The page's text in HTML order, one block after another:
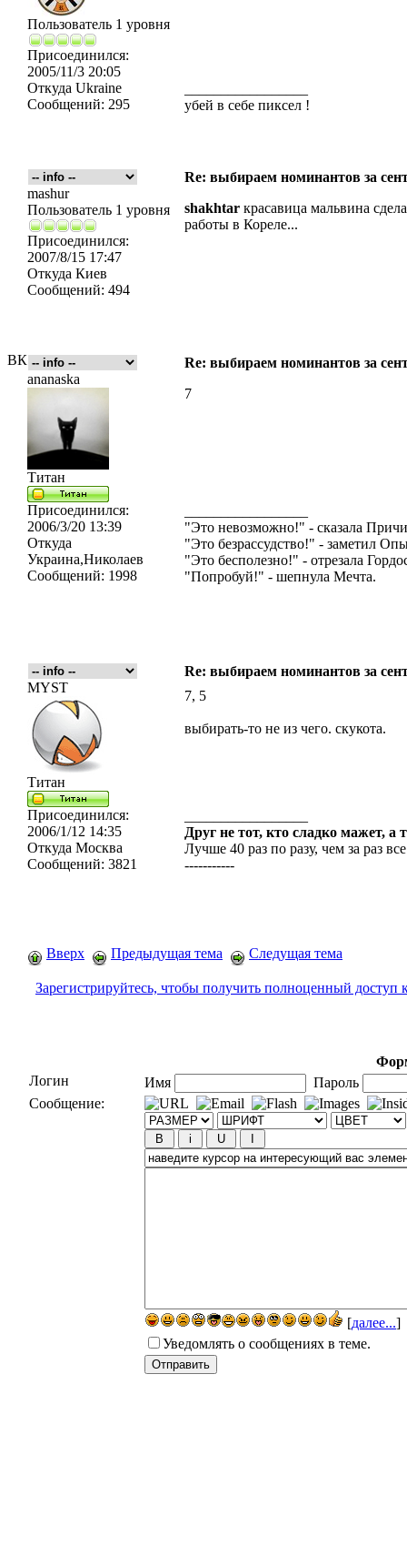
ВК
Пользователь 1 уровня
Присоединился:
2005/11/3 20:05
Откуда Ukraine
Сообщений: 295
убей в себе пиксел !
Re: выбираем номинантов за
mashur
Пользователь 1 уровня
Присоединился:
2007/8/15 17:47
Откуда Киев
Сообщений: 494
shakhtar красавица мальвина
работы в Кореле...
Re: выбираем номинантов за
ananaska
Титан
Присоединился:
2006/3/20 13:39
Откуда
Украина,Николаев
Сообщений: 1998
7
"Это невозможно!" - сказала
"Это безрассудство!" - заметил
"Это бесполезно!" - отрезала
"Попробуй!" - шепнула Мечта.
Re: выбираем номинантов за
MYST
Титан
Присоединился:
2006/1/12 14:35
Откуда Москва
Сообщений: 3821
7, 5
выбирать-то не из чего. скукота.
Друг не тот, кто сладко мажет, а
Лучше 40 раз по разу, чем за раз
-----------
Вверх Предыдущая тема Следущая тема
Зарегистрируйтесь, чтобы получить полноценный доступ
Логин
Имя
Пароль
Сообщение:
[далее...]
Уведомлять о сообщениях в теме.